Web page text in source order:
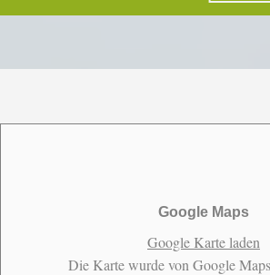
Google Maps
Google Karte laden
Die Karte wurde von Google